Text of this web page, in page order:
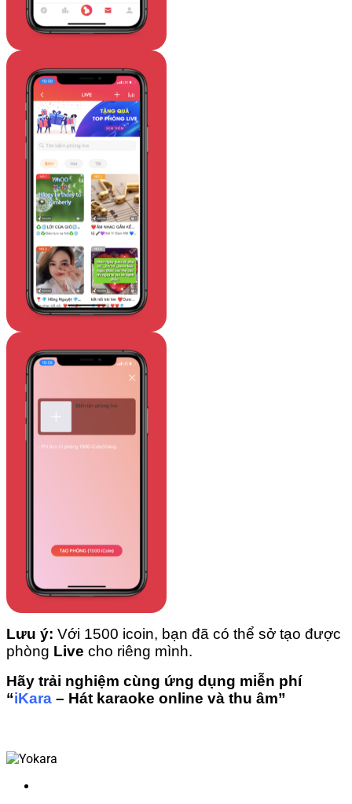
Lưu ý: Với 1500 icoin, bạn đã có thể sở tạo được
phòng Live cho riêng mình.
Hãy trải nghiệm cùng ứng dụng miễn phí
“iKara – Hát karaoke online và thu âm”